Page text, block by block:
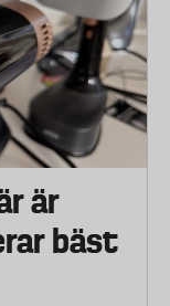
är
bäst